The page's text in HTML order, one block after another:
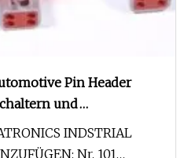
Pin Header
und
Steckdosen
PCB Connector
INDSTRIAL